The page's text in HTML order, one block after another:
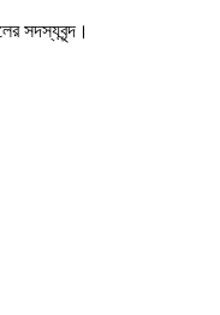
সদস্যবৃন্দ।